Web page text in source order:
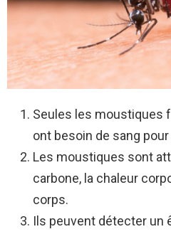
Seules les moustiques
ont besoin de sang
Les moustiques sont
carbone, la chaleur
corps.
Ils peuvent détecter un